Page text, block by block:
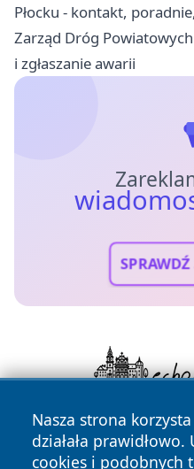
Płocku - kontakt,
Zarząd Dróg
i zgłaszanie awarii
Nasza strona
działała
cookies i podobnych